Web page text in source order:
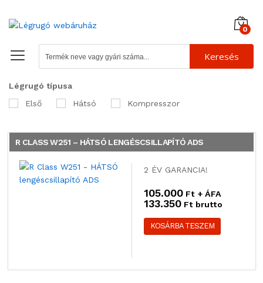
0
Keresés
Légrugó típusa
Első
Hátsó Kompresszor
R CLASS W251 – HÁTSÓ LENGÉSCSILLAPÍTÓ ADS
2 ÉV GARANCIA!
105.000 Ft + ÁFA
133.350 Ft brutto
KOSÁRBA TESZEM